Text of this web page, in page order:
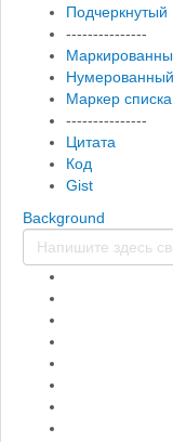
Подчеркнутый
---------------
Маркер списка
---------------
Цитата
Код
Gist
Background